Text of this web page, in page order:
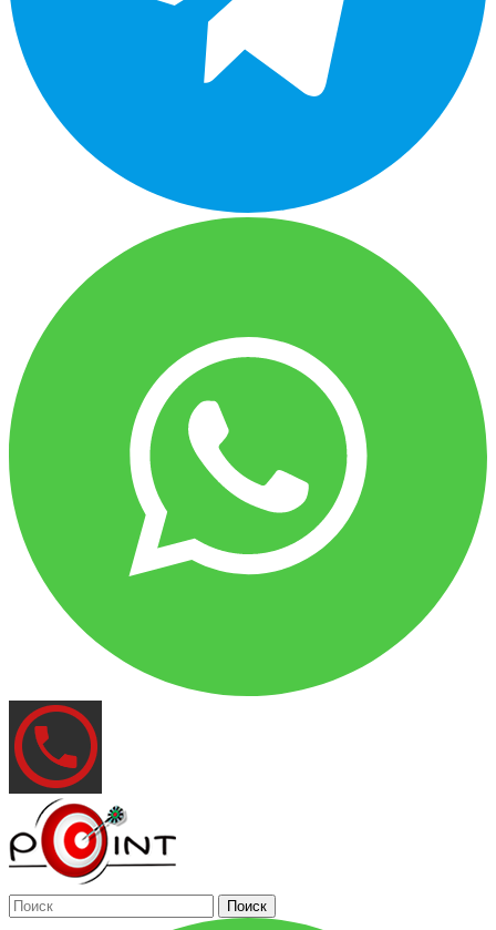
Поиск